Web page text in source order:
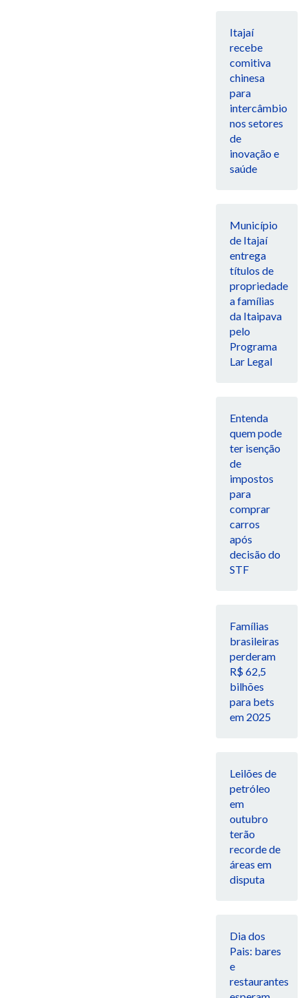
Itajaí
recebe
comitiva
chinesa
para
intercâmbio
nos setores
de
inovação e
saúde
Município
de Itajaí
entrega
títulos de
propriedade
a famílias
da Itaipava
pelo
Programa
Lar Legal
Entenda
quem pode
ter isenção
de
impostos
para
comprar
carros
após
decisão do
STF
Famílias
brasileiras
perderam
R$ 62,5
bilhões
para bets
em 2025
Leilões de
petróleo
em
outubro
terão
recorde de
áreas em
disputa
Dia dos
Pais: bares
e
restaurantes